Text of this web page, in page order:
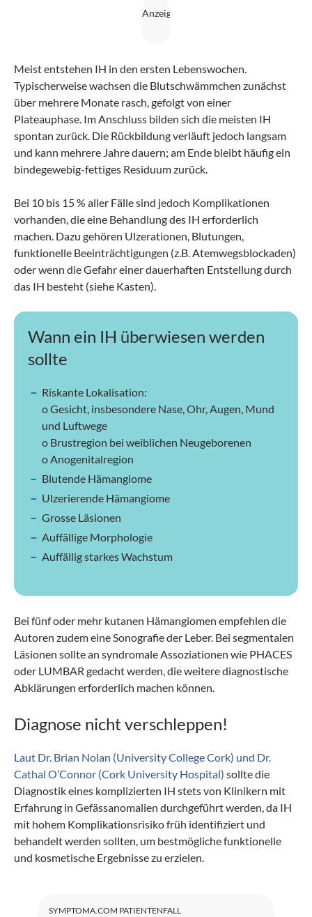
Meist entstehen IH in den ersten Lebenswochen.
Typischerweise wachsen die Blutschwämmchen zunächst
über mehrere Monate rasch, gefolgt von einer
Plateauphase. Im Anschluss bilden sich die meisten IH
spontan zurück. Die Rückbildung verläuft jedoch langsam
und kann mehrere Jahre dauern; am Ende bleibt häufig ein
bindegewebig-fettiges Residuum zurück.
Bei 10 bis 15 % aller Fälle sind jedoch Komplikationen
vorhanden, die eine Behandlung des IH erforderlich
machen. Dazu gehören Ulzerationen, Blutungen,
funktionelle Beeinträchtigungen (z.B. Atemwegsblockaden)
oder wenn die Gefahr einer dauerhaften Entstellung durch
das IH besteht (siehe Kasten).
Wann ein IH überwiesen werden
sollte
Riskante Lokalisation:
o Gesicht, insbesondere Nase, Ohr, Augen, Mund
und Luftwege
o Brustregion bei weiblichen Neugeborenen
o Anogenitalregion
Blutende Hämangiome
Ulzerierende Hämangiome
Grosse Läsionen
Auffällige Morphologie
Auffällig starkes Wachstum
Bei fünf oder mehr kutanen Hämangiomen empfehlen die
Autoren zudem eine Sonografie der Leber. Bei segmentalen
Läsionen sollte an syndromale Assoziationen wie PHACES
oder LUMBAR gedacht werden, die weitere diagnostische
Abklärungen erforderlich machen können.
Diagnose nicht verschleppen!
Laut Dr. Brian Nolan (University College Cork) und Dr.
Cathal O’Connor (Cork University Hospital) sollte die
Diagnostik eines komplizierten IH stets von Klinikern mit
Erfahrung in Gefässanomalien durchgeführt werden, da IH
mit hohem Komplikationsrisiko früh identifiziert und
behandelt werden sollten, um bestmögliche funktionelle
und kosmetische Ergebnisse zu erzielen.
SYMPTOMA.COM PATIENTENFALL